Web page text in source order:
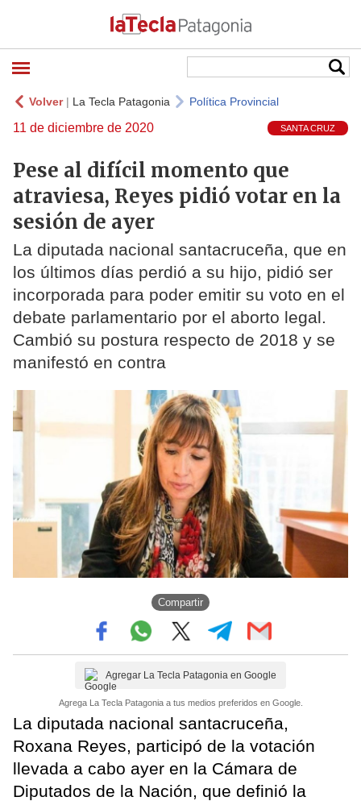
Volver| La Tecla Patagonia Política Provincial
11 de diciembre de 2020 SANTA CRUZ
Pese al difícil momento que
atraviesa, Reyes pidió votar en la
sesión de ayer
La diputada nacional santacruceña, que en
los últimos días perdió a su hijo, pidió ser
incorporada para poder emitir su voto en el
debate parlamentario por el aborto legal.
Cambió su postura respecto de 2018 y se
manifestó en contra
Compartir
Agregar La Tecla Patagonia en Google
Agrega La Tecla Patagonia a tus medios preferidos en Google.
La diputada nacional santacruceña,
Roxana Reyes, participó de la votación
llevada a cabo ayer en la Cámara de
Diputados de la Nación, que definió la